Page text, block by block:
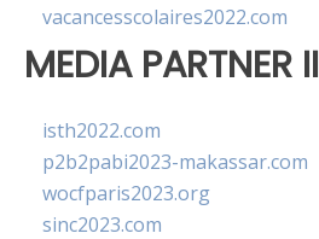
vacancesscolaires2022.com
MEDIA PARTNER II
isth2022.com
p2b2pabi2023-makassar.com
wocfparis2023.org
sinc2023.com